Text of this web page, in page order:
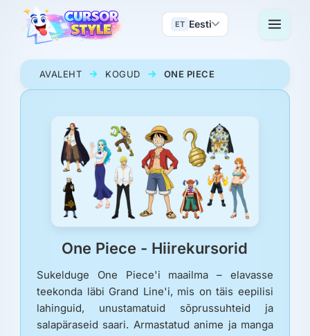
ET Eesti
AVALEHT KOGUD ONE PIECE
One Piece - Hiirekursorid
Sukelduge One Piece'i maailma – elavasse
teekonda läbi Grand Line'i, mis on täis eepilisi
lahinguid, unustamatuid sõprussuhteid ja
salapäraseid saari. Armastatud anime ja manga